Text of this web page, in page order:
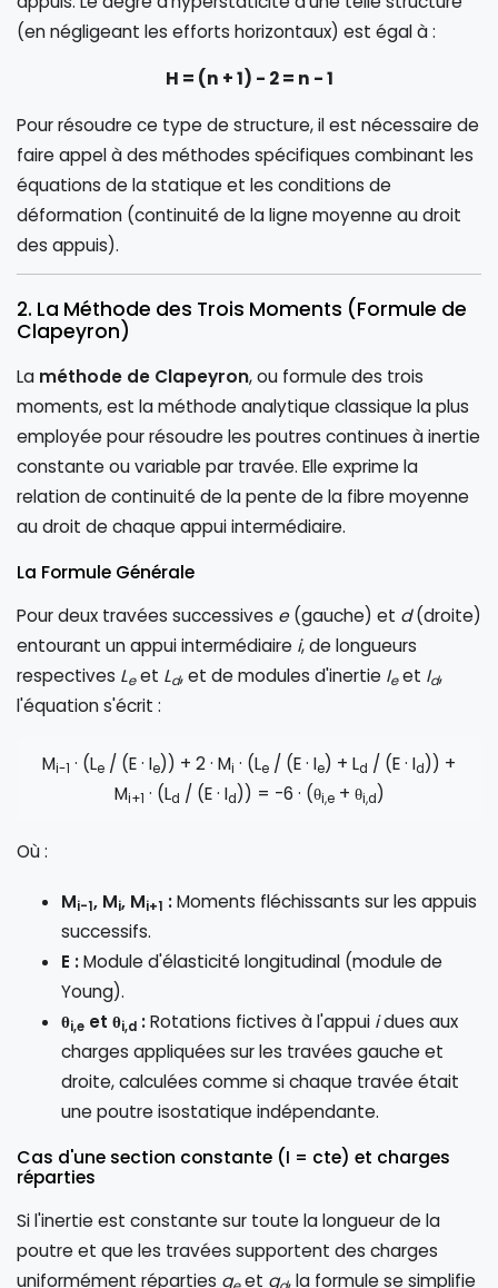
(en négligeant les efforts horizontaux) est égal à :
H = (n + 1) - 2 = n - 1
Pour résoudre ce type de structure, il est nécessaire de
faire appel à des méthodes spécifiques combinant les
équations de la statique et les conditions de
déformation (continuité de la ligne moyenne au droit
des appuis).
2. La Méthode des Trois Moments (Formule de
Clapeyron)
La méthode de Clapeyron, ou formule des trois
moments, est la méthode analytique classique la plus
employée pour résoudre les poutres continues à inertie
constante ou variable par travée. Elle exprime la
relation de continuité de la pente de la fibre moyenne
au droit de chaque appui intermédiaire.
La Formule Générale
Pour deux travées successives e(gauche) et d(droite)
entourant un appui intermédiaire i, de longueurs
respectives Leet Ld, et de modules d'inertie Ieet Id,
l'équation s'écrit :
Mi-1 · (Le / (E · Ie)) + 2 · Mi · (Le / (E · Ie) + Ld / (E · Id)) +
Mi+1 · (Ld / (E · Id)) = -6 · (θi,e+ θi,d)
Où :
Mi-1, Mi, Mi+1 :Moments fléchissants sur les appuis
successifs.
E :Module d'élasticité longitudinal (module de
Young).
θi,e et θi,d :Rotations fictives à l'appui idues aux
charges appliquées sur les travées gauche et
droite, calculées comme si chaque travée était
une poutre isostatique indépendante.
Cas d'une section constante (I = cte) et charges
réparties
Si l'inertie est constante sur toute la longueur de la
poutre et que les travées supportent des charges
uniformément réparties q et q , la formule se simplifie